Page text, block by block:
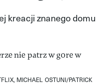
kreacji znanego domu
MICHAEL OSTUNI/PATRICK